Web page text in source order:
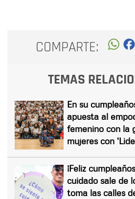
COMPARTE:
TEMAS
En su
apuesta al
femenino con la
mujeres con
¡Feliz
cuidado sale de
toma las calles